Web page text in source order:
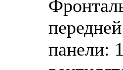
панели: